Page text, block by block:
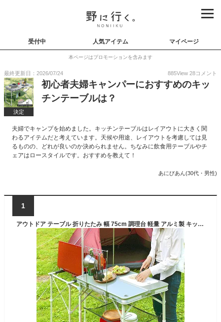
受付中 人気アイテム マイページ
本ページはプロモーションを含みます
最終更新日：2026/07/24 885View 28コメント
決定
初心者夫婦キャンパーにおすすめのキッ
チンテーブルは？
夫婦でキャンプを始めました。キッチンテーブルはレイアウトに大きく関
わるアイテムだと考えています。天候や用途、レイアウトを考慮しては見
るものの、どれが良いのか決められません。ちなみに飲食用テーブルやチ
ェアはロースタイルです。おすすめを教えて！
あにびあん(30代・男性)
1
アウトドア テーブル 折りたたみ 幅 75cm 調理台 軽量 アルミ製 キッチン キッチンテーブル バーナースタンド キャンプ用 折りたたみテーブル 収納式 アウトドアテーブル レジャーテーブル アルミ BBQ バーベキュー FIELDOOR 1年保証 ●[送料無料][あす楽]